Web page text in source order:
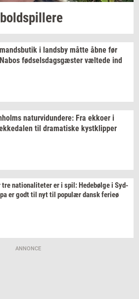
i lands­by måtte åbne før
fød­sels­dags­gæ­ster væl­te­de ind
na­tur­vi­dun­de­re: Fra ek­ko­er i
til dra­ma­ti­ske kyst­klip­per
trena­tio­na­li­te­terer i spil:He­debøl­gei Sy­d­
er godt til nyt til po­pu­lærdanskfe­ri­eø
ANNONCE